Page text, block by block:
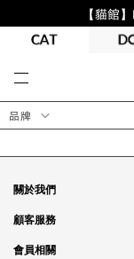
【貓館
品牌
關於我們
品牌故事
銷售據點
顧客服務
訂單問題
會員相關